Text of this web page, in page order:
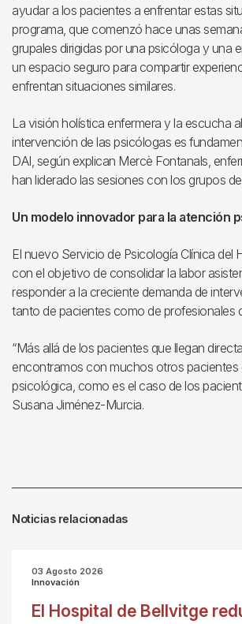
ayudar a los pacientes a enfrentar estas
programa, que comenzó hace unas
grupales dirigidas por una psicóloga y una
un espacio seguro para compartir
enfrentan situaciones similares.
La visión holística enfermera y la escucha
intervención de las psicólogas es
DAI, según explican Mercè Fontanals,
han liderado las sesiones con los grupos
Un modelo innovador para la atención
El nuevo Servicio de Psicología Clínica
con el objetivo de consolidar la labor
responder a la creciente demanda de
tanto de pacientes como de profesionales
“Más allá de los pacientes que llegan
encontramos con muchos otros
psicológica, como es el caso de los
Susana Jiménez-Murcia.
Noticias relacionadas
03 Agosto 2026
Innovación
El Hospital de Bellvitge